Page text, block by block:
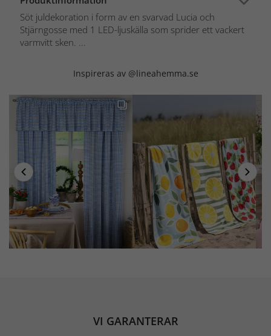
Söt juldekoration i form av en svarvad Lucia och
Stjärngosse med 1 LED-ljuskälla som sprider ett vackert
varmvitt sken. ...
Inspireras av @lineahemma.se
VI GARANTERAR